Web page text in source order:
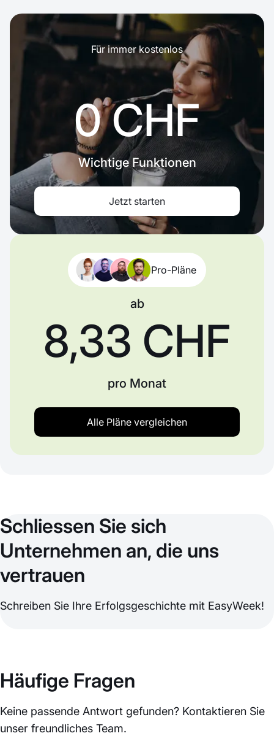
Für immer kostenlos
0 CHF
Wichtige Funktionen
Jetzt starten
Pro-Pläne
ab
8,33 CHF
pro Monat
Alle Pläne vergleichen
Schliessen Sie sich
Unternehmen an, die uns
vertrauen
Schreiben Sie Ihre Erfolgsgeschichte mit EasyWeek!
Häufige Fragen
Keine passende Antwort gefunden? Kontaktieren Sie
unser freundliches Team.